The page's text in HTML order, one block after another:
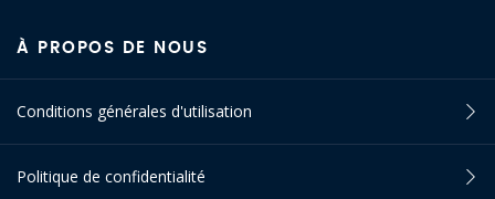
À PROPOS DE NOUS
Conditions générales d'utilisation
Politique de confidentialité